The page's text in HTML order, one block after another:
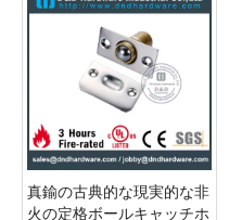
真鍮の古典的な現実的な非
火の定格ボールキャッチホ